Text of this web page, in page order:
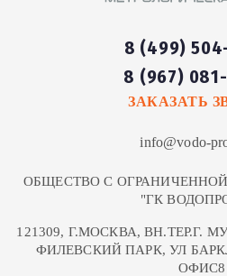
8 (499)
8 (967)
ЗАКАЗАТЬ
info@vodo-
ОБЩЕСТВО С
"ГК
121309, Г.МОСКВА, ВН.ТЕР.Г.
ФИЛЕВСКИЙ ПАРК, УЛ
ОФИС8